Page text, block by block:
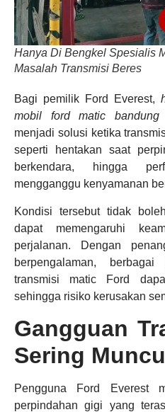
Hanya Di Bengkel Spesialis
Masalah Transmisi Beres
Bagi pemilik Ford Everest,
mobil ford matic bandung
menjadi solusi ketika
seperti hentakan saat
berkendara, hingga
mengganggu kenyamanan
Kondisi tersebut tidak
dapat memengaruhi
perjalanan. Dengan
berpengalaman,
transmisi matic Ford
sehingga risiko kerusakan
Gangguan
Sering
Pengguna Ford Everest
perpindahan gigi yang